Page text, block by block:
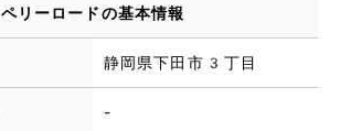
ペリーロードの基本情報
静岡県下田市3丁目
-